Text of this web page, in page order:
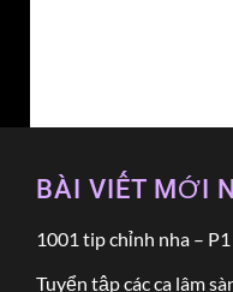
BÀI VIẾT MỚI
1001 tip chỉnh nha – P1
Tuyển tập các ca lâm